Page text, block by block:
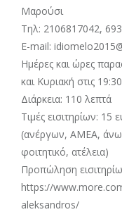
Μαρούσι
Τηλ: 2106817042,
E-mail:
Ημέρες και ώρες
και Κυριακή στις 19:30
Διάρκεια: 110 λεπτά
Τιμές εισιτηρίων:
(ανέργων, ΑΜΕΑ,
φοιτητικό, ατέλεια)
Προπώληση
https://
aleksandros/